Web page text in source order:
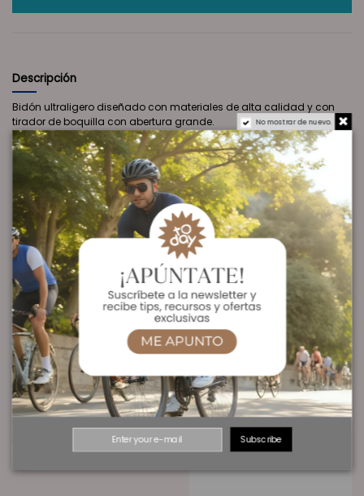
Descripción
Bidón ultraligero diseñado con materiales de alta calidad y con
tirador de boquilla con abertura grande.
Fácil de limpiar y certificado para la óptima calidad alimentaria,
sin olor y sin sabor. Además está fabricado conforme a la norma
internacional para los portabidones de bicicleta, con el grosor
especial para un tacto cómodo a la hora de beber y testado por los
grandes equipos profesionales.
CUIDADO
Enjuagar con abundante agua antes de usar por primera vez.
COMPOSICIÓN
Polipropileno
Sin BPA
Ver Oferta en Amazon
Detalles del producto
No mostrar de nuevo.
Subscribe